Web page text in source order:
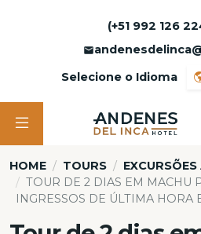
(+51 992 126
Selecione o Idioma
HOME TOURS
TOUR DE 2 DIAS EM MACHU
INGRESSOS DE ÚLTIMA HORA